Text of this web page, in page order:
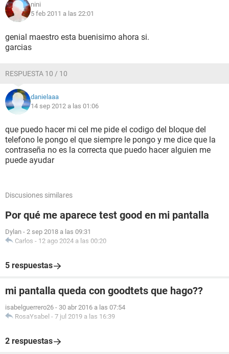
nini
5 feb 2011 a las 22:01
genial maestro esta buenisimo ahora si.
garcias
RESPUESTA 10 / 10
danielaaa
14 sep 2012 a las 01:06
que puedo hacer mi cel me pide el codigo del bloque del
telefono le pongo el que siempre le pongo y me dice que la
contraseña no es la correcta que puedo hacer alguien me
puede ayudar
Discusiones similares
Por qué me aparece test good en mi pantalla
Dylan - 2 sep 2018 a las 09:31
Carlos - 12 ago 2024 a las 00:20
5 respuestas
mi pantalla queda con goodtets que hago??
isabelguerrero26 - 30 abr 2016 a las 07:54
RosaYsabel - 7 jul 2019 a las 16:39
2 respuestas